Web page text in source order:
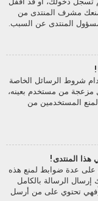
مشرف المنتدى من
المنتدى عن السبب.
شروط الرسائل الخاصة
مزعجة من مستخدم بعينه،
لمنع المستخدمين من
المنتدى!
على عدة ضوابط لمنع هذه
الرسالة بالكامل
تحتوي على من أرسل